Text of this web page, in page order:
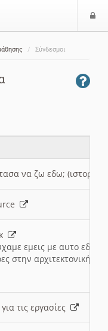
Σύνδεσμοι
να ζω εδω; (ιστορια)
εμεις με αυτο εδω
στην αρχιτεκτονική
τις εργασίες